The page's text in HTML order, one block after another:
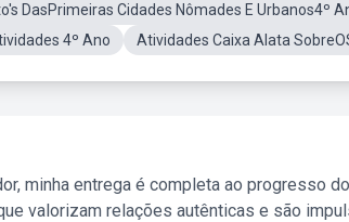
DasPrimeiras Cidades Nômades E Urbanos4º
4º Ano
Atividades Caixa Alata
minha entrega é completa ao progresso
valorizam relações autênticas e são